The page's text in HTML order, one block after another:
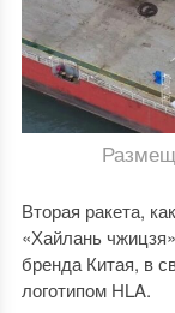
Вторая ракета,
«Хайлань
бренда Китая, в
логотипом HLA.